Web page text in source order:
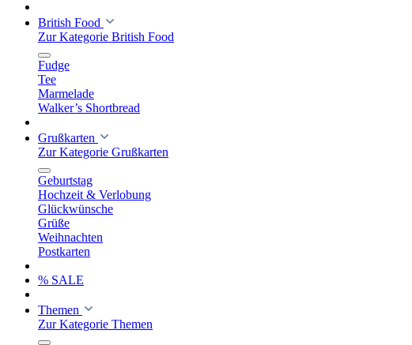
British Food
Zur Kategorie British Food
Fudge
Tee
Marmelade
Walker’s Shortbread
Grußkarten
Zur Kategorie Grußkarten
Geburtstag
Hochzeit & Verlobung
Glückwünsche
Grüße
Weihnachten
Postkarten
% SALE
Themen
Zur Kategorie Themen